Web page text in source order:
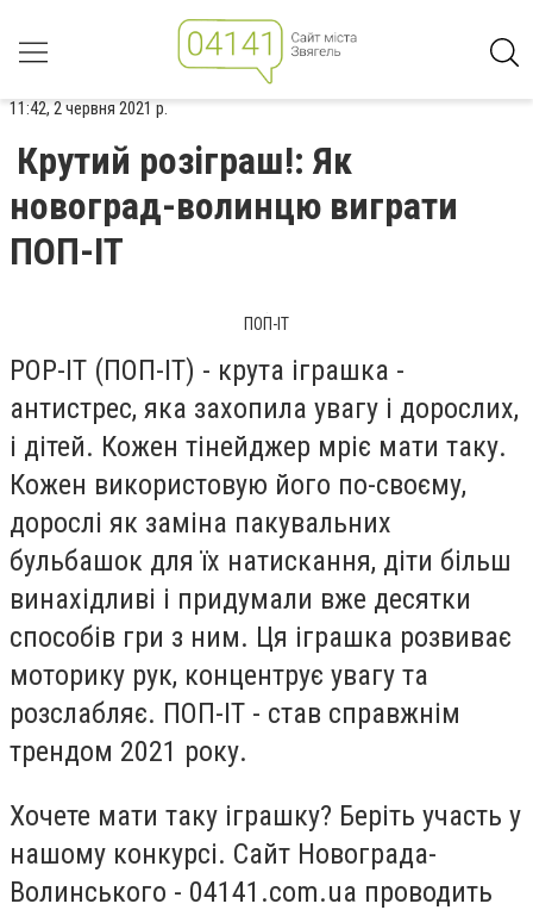
11:42, 2 червня 2021 р.
Крутий розіграш!: Як
новоград-волинцю виграти
ПОП-ІТ
ПОП-ІТ
POP-IT (ПОП-ІТ) - крута іграшка -
антистрес, яка захопила увагу і дорослих,
і дітей. Кожен тінейджер мріє мати таку.
Кожен використовую його по-своєму,
дорослі як заміна пакувальних
бульбашок для їх натискання, діти більш
винахідливі і придумали вже десятки
способів гри з ним. Ця іграшка розвиває
моторику рук, концентрує увагу та
розслабляє. ПОП-ІТ - став справжнім
трендом 2021 року.
Хочете мати таку іграшку? Беріть участь у
нашому конкурсі. Сайт Новограда-
Волинського - 04141.com.ua проводить